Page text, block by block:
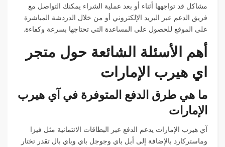
مشاكل قد تواجهها أثناء أو بعد عملية الشراء يمكنك التواصل مع
فريق الدعم عبر البريد الإلكتروني أو من خلال الدردشة المباشرة
على الموقع للحصول على المساعدة التي تحتاجها بسرعة وكفاءة.
أهم الأسئلة الشائعة حول متجر
اي هيرب الإمارات
ما هي طرق الدفع المتوفرة في آي هيرب
الإمارات
آي هيرب الإمارات يدعم الدفع عبر البطاقات الائتمانية مثل فيزا
وماستركارد بالإضافة إلى أبل باي وجوجل باي وباي بال تقدر تختار